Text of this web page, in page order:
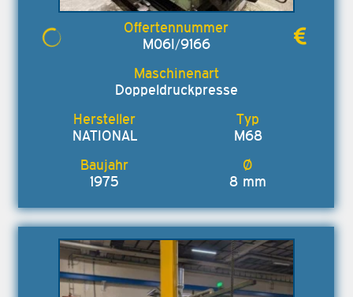
M06I/9166
Doppeldruckpresse
NATIONAL M68
1975 8 mm